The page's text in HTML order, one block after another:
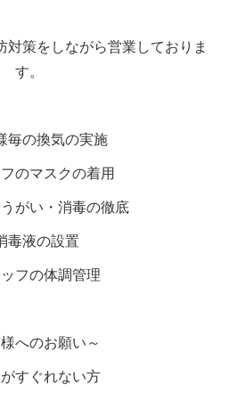
対策をしながら営業しておりま
す。
毎の換気の実施
のマスクの着用
がい・消毒の徹底
毒液の設置
フの体調管理
へのお願い～
すぐれない方